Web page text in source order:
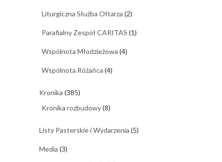
Liturgiczna Służba Ołtarza (2)
Parafialny Zespół CARITAS (1)
Wspólnota Młodzieżowa (4)
Wspólnota Różańca (4)
Kronika (385)
Kronika rozbudowy(8)
Listy Pasterskie i Wydarzenia (5)
Media (3)